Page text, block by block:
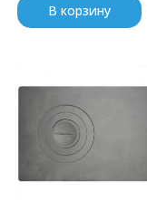
В корзину